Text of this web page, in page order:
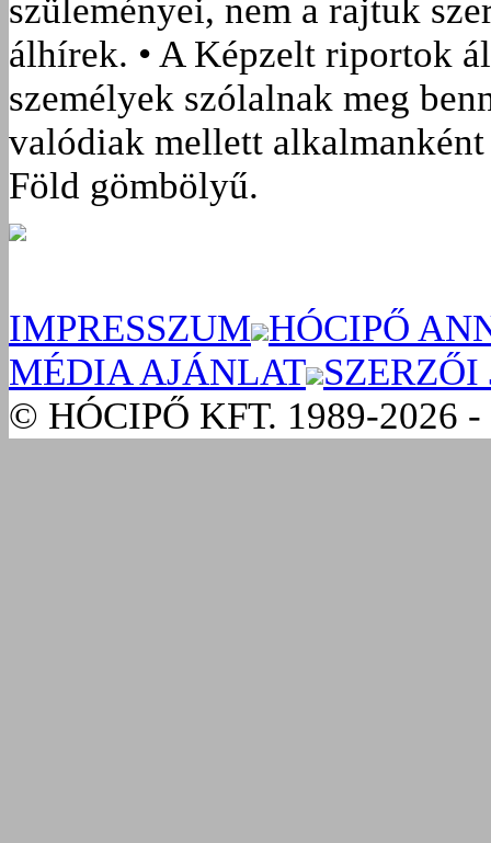
szüleményei, nem a rajtuk
álhírek. • A Képzelt riportok
személyek szólalnak meg
valódiak mellett
Föld gömbölyű.
IMPRESSZUM HÓCIPŐ
MÉDIA AJÁNLAT SZERZŐI
© HÓCIPŐ KFT. 1989-2026